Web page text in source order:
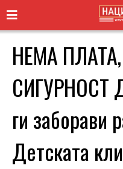
НЕМА
СИГУРНОСТ
ги заборави
Детската